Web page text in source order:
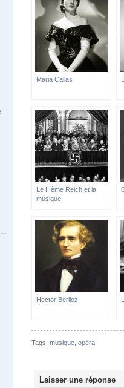
Maria Callas
Le IIIème Reich et la
musique
Hector Berlioz
Tags: musique opéra
Laisser une réponse